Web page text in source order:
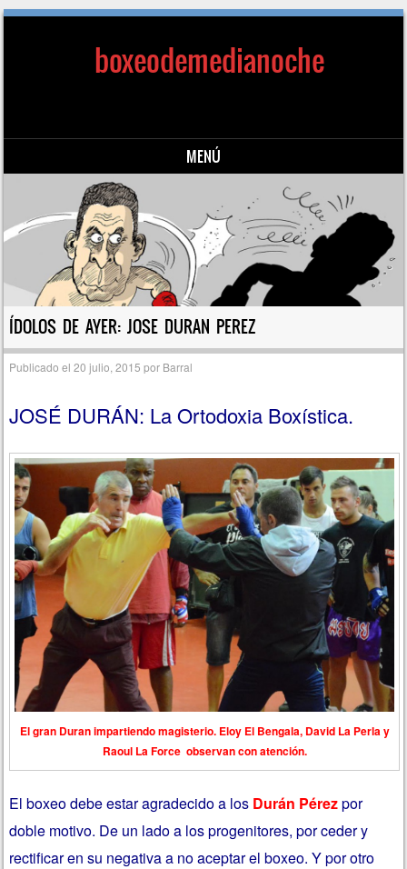
boxeodemedianoche
MENÚ
Saltar al contenido
ÍDOLOS DE AYER: JOSE DURAN PEREZ
Publicado el20 julio, 2015 por Barral
JOSÉ DURÁN: La Ortodoxia Boxística.
El gran Duran impartiendo magisterio. Eloy El Bengala, David La Perla y
Raoul La Force observan con atención.
El boxeo debe estar agradecido a los Durán Pérezpor
doble motivo. De un lado a los progenitores, por ceder y
rectificar en su negativa a no aceptar el boxeo. Y por otro